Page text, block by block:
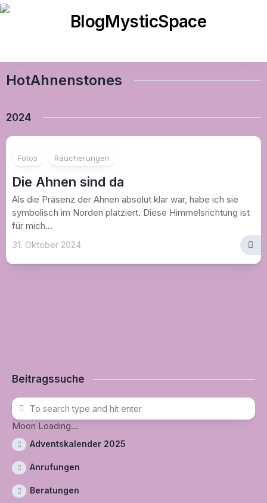
Skip
HotAhnenstones
2024
Fotos Räucherungen
Die Ahnen sind da
Als die Präsenz der Ahnen absolut klar war, habe ich sie
symbolisch im Norden platziert. Diese Himmelsrichtung ist
für mich...
31. Oktober 2024
Beitragssuche
Moon Loading...
Adventskalender 2025
Anrufungen
Beratungen